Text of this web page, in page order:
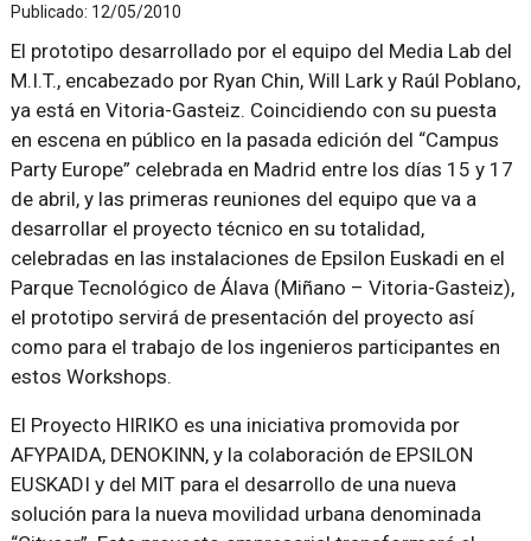
Publicado: 12/05/2010
El prototipo desarrollado por el equipo del Media Lab del
M.I.T., encabezado por Ryan Chin, Will Lark y Raúl Poblano,
ya está en Vitoria-Gasteiz. Coincidiendo con su puesta
en escena en público en la pasada edición del “Campus
Party Europe” celebrada en Madrid entre los días 15 y 17
de abril, y las primeras reuniones del equipo que va a
desarrollar el proyecto técnico en su totalidad,
celebradas en las instalaciones de Epsilon Euskadi en el
Parque Tecnológico de Álava (Miñano – Vitoria-Gasteiz),
el prototipo servirá de presentación del proyecto así
como para el trabajo de los ingenieros participantes en
estos Workshops.
El Proyecto HIRIKO es una iniciativa promovida por
AFYPAIDA, DENOKINN, y la colaboración de EPSILON
EUSKADI y del MIT para el desarrollo de una nueva
solución para la nueva movilidad urbana denominada